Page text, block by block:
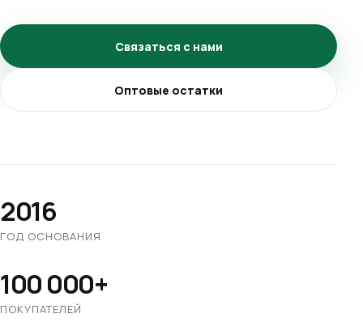
Связаться с нами
Оптовые остатки
2016
ГОД ОСНОВАНИЯ
100 000+
ПОКУПАТЕЛЕЙ